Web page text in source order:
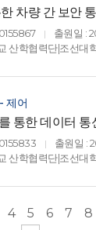
차량 간 보안
용 데이터 통신
FOR
DIGITAL
METHOD
| 출원일 :
산학협력단|조선대
제어
통한 데이터 통
어 장치 및 그
DATA
| 출원일 :
산학협력단|조선대
4 5 6 7 8